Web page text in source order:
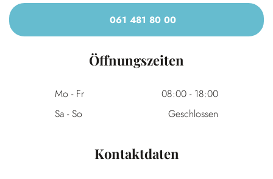
061 481 80 00
Öffnungszeiten
Mo - Fr 08:00 - 18:00
Sa - So
Geschlossen
Kontaktdaten